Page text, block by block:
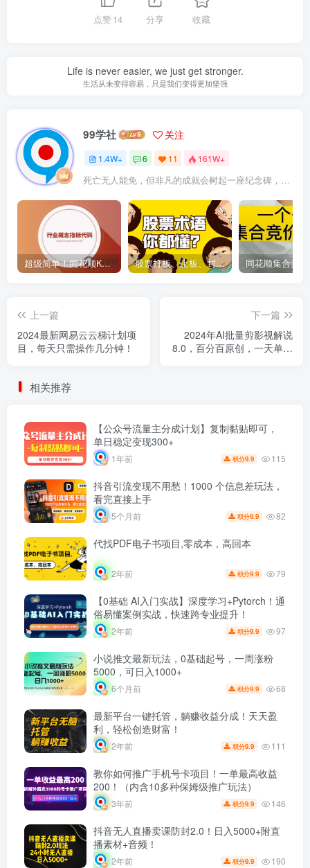
点赞14 分享 收藏
Life is never easier, we just get stronger.
生活从未变得容易，只是我们变得更加坚强
99学社 关注
1.4W+ 6 11 161W+
死亡无人能免，但非凡的成就会树起一座纪念碑，它将一直立到太阳冷却之时
超级简单！同花顺K线界面显示行业概念指标代码图解 股票打板、上板、封板、翘板、炸板是什么意思？炒股你必须懂的暗语！
上一篇
2024最新网易云云梯计划项
目，每天只需操作几分钟！
下一篇
2024年AI批量剪影视解说
8.0，百分百原创，一天单人
相关推荐
【公众号流量主分成计划】复制黏贴即可，
单日稳定变现300+
1年前 积分9.9 115
抖音引流变现不用愁！1000 个信息差玩法，
看完直接上手
5个月前 积分9.9 82
代找PDF电子书项目,零成本，高回本
2年前 积分9.9 79
【0基础 AI入门实战】深度学习+Pytorch！通
俗易懂案例实战，快速跨专业提升！
2年前 积分9.9 97
小说推文最新玩法，0基础起号，一周涨粉
5000，可日入1000+
6个月前 积分9.9 68
最新平台一键托管，躺赚收益分成！天天盈
利，轻松创造财富！
2年前 积分9.9 111
教你如何推广手机号卡项目！一单最高收益
200！（内含10多种保姆级推广玩法）
3年前 积分9.9 146
抖音无人直播卖课防封2.0！日入5000+附直
播素材+音频！
2年前 积分9.9 190